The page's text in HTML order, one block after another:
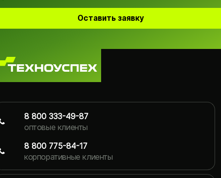
Оставить заявку
8 800 333-49-87
оптовые клиенты
8 800 775-84-17
корпоративные клиенты